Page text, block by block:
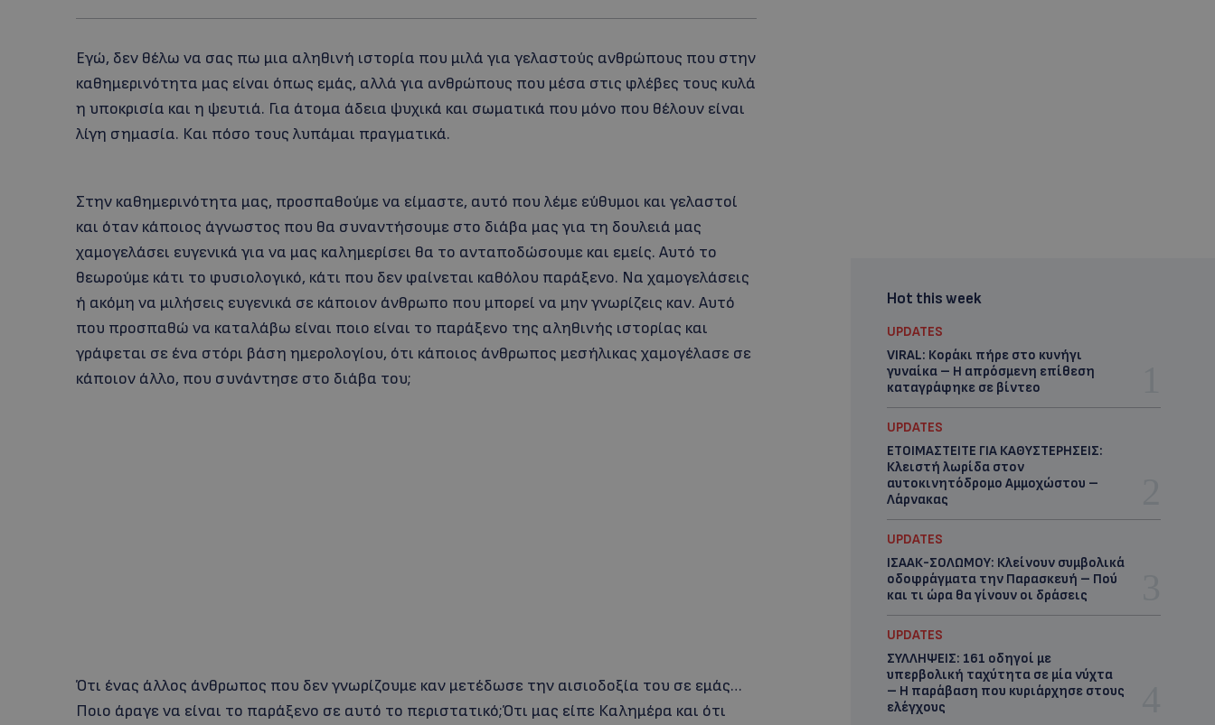
Εγώ, δεν θέλω να σας πω μια αληθινή ιστορία που μιλά για γελαστούς ανθρώπους που στην
καθημερινότητα μας είναι όπως εμάς, αλλά για ανθρώπους που μέσα στις φλέβες τους κυλά
η υποκρισία και η ψευτιά. Για άτομα άδεια ψυχικά και σωματικά που μόνο που θέλουν είναι
λίγη σημασία. Και πόσο τους λυπάμαι πραγματικά.
Στην καθημερινότητα μας, προσπαθούμε να είμαστε, αυτό που λέμε εύθυμοι και γελαστοί
και όταν κάποιος άγνωστος που θα συναντήσουμε στο διάβα μας για τη δουλειά μας
χαμογελάσει ευγενικά για να μας καλημερίσει θα το ανταποδώσουμε και εμείς. Αυτό το
θεωρούμε κάτι το φυσιολογικό, κάτι που δεν φαίνεται καθόλου παράξενο. Να χαμογελάσεις
ή ακόμη να μιλήσεις ευγενικά σε κάποιον άνθρωπο που μπορεί να μην γνωρίζεις καν. Aυτό
που προσπαθώ να καταλάβω είναι ποιο είναι το παράξενο της αληθινής ιστορίας και
γράφεται σε ένα στόρι βάση ημερολογίου, ότι κάποιος άνθρωπος μεσήλικας χαμογέλασε σε
κάποιον άλλο, που συνάντησε στο διάβα του;
Ότι ένας άλλος άνθρωπος που δεν γνωρίζουμε καν μετέδωσε την αισιοδοξία του σε εμάς…
Ποιο άραγε να είναι το παράξενο σε αυτό το περιστατικό;Ότι μας είπε Καλημέρα και ότι
Hot this week
UPDATES
VIRAL: Κοράκι πήρε στο κυνήγι
γυναίκα – Η απρόσμενη επίθεση
καταγράφηκε σε βίντεο
UPDATES
ΕΤΟΙΜΑΣΤΕΙΤΕ ΓΙΑ ΚΑΘΥΣΤΕΡΗΣΕΙΣ:
Κλειστή λωρίδα στον
αυτοκινητόδρομο Αμμοχώστου –
Λάρνακας
UPDATES
ΙΣΑΑΚ-ΣΟΛΩΜΟΥ: Κλείνουν συμβολικά
οδοφράγματα την Παρασκευή – Πού
και τι ώρα θα γίνουν οι δράσεις
UPDATES
ΣΥΛΛΗΨΕΙΣ: 161 οδηγοί με
υπερβολική ταχύτητα σε μία νύχτα
– Η παράβαση που κυριάρχησε στους
ελέγχους